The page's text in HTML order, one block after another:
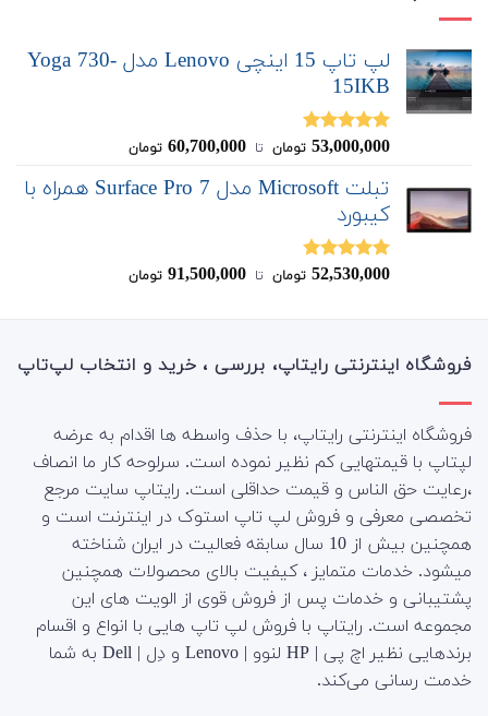
لپ تاپ 15 اینچی Lenovo مدل Yoga 730-
15IKB
نمره5.00
53,000,000 تومان ‌ تا ‌ 60,700,000 تومان
تبلت Microsoft مدل Surface Pro 7 همراه با
کیبورد
نمره4.83
52,530,000 تومان ‌ تا ‌ 91,500,000 تومان
فروشگاه اینترنتی رایتاپ، بررسی ، خرید و انتخاب لپ‌تاپ
فروشگاه اینترنتی رایتاپ، با حذف واسطه ها اقدام به عرضه
لپتاپ با قیمتهایی کم نظیر نموده است. سرلوحه کار ما انصاف
،رعایت حق الناس و قیمت حداقلی است. رایتاپ سایت مرجع
تخصصی معرفی و فروش لپ تاپ استوک در اینترنت است و
همچنین بیش از 10 سال سابقه فعالیت در ایران شناخته
میشود. خدمات متمایز ، کیفیت بالای محصولات همچنین
پشتیبانی و خدمات پس از فروش قوی از الویت های این
مجموعه است. رایتاپ با فروش لپ تاپ هایی با انواع و اقسام
برندهایی نظیر اچ پی | HP لنوو | Lenovo و دِل | Dell به شما
خدمت رسانی می‌کند.